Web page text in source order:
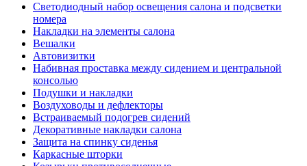
Светодиодный набор освещения салона и подсветки
номера
Накладки на элементы салона
Вешалки
Автовизитки
Набивная проставка между сидением и центральной
консолью
Подушки и накладки
Воздуховоды и дефлекторы
Встраиваемый подогрев сидений
Декоративные накладки салона
Защита на спинку сиденья
Каркасные шторки